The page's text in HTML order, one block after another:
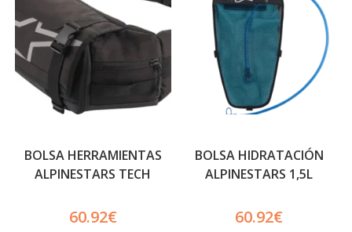
BOLSA HERRAMIENTAS
ALPINESTARS TECH
60.92€
BOLSA HIDRATACIÓN
ALPINESTARS 1,5L
60.92€